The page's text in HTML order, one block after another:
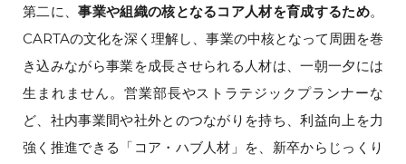
第二に、事業や組織の核となるコア人材を育成するため。
CARTAの文化を深く理解し、事業の中核となって周囲を巻
き込みながら事業を成長させられる人材は、一朝一夕には
生まれません。営業部長やストラテジックプランナーな
ど、社内事業間や社外とのつながりを持ち、利益向上を力
強く推進できる「コア・ハブ人材」を、新卒からじっくり